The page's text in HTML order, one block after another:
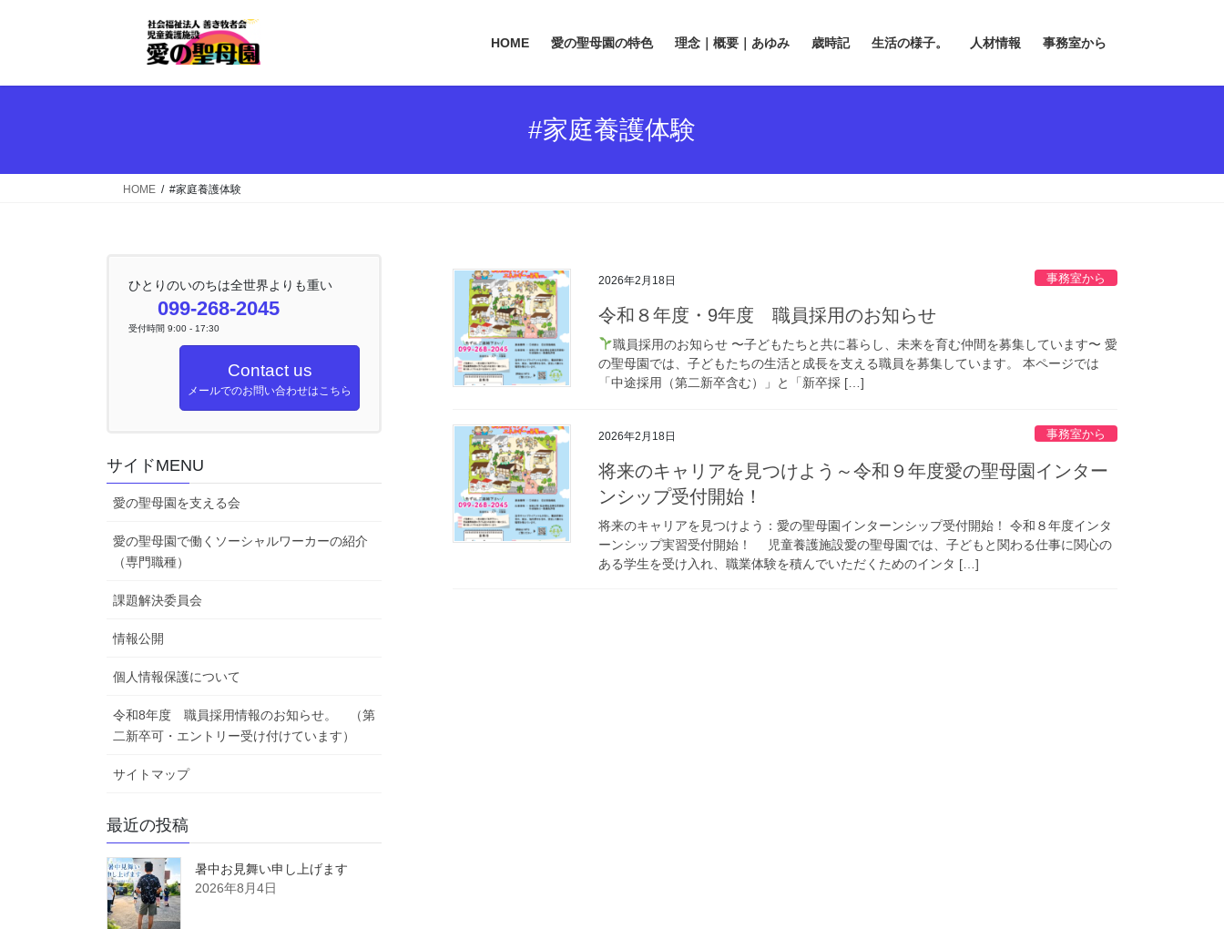
HOME 愛の聖母園の特色 理念｜概要｜あゆみ 歳時記 生活の様子。 人材情報 事務室から
#家庭養護体験
HOME #家庭養護体験
2026年2月18日 事務室から
令和８年度・9年度 職員採用のお知らせ
職員採用のお知らせ 〜子どもたちと共に暮らし、未来を育む仲間を募集しています〜 愛
の聖母園では、子どもたちの生活と成長を支える職員を募集しています。 本ページでは
「中途採用（第二新卒含む）」と「新卒採 […]
2026年2月18日 事務室から
将来のキャリアを見つけよう～令和９年度愛の聖母園インター
ンシップ受付開始！
将来のキャリアを見つけよう：愛の聖母園インターンシップ受付開始！ 令和８年度インタ
ーンシップ実習受付開始！ 児童養護施設愛の聖母園では、子どもと関わる仕事に関心の
ある学生を受け入れ、職業体験を積んでいただくためのインタ […]
ひとりのいのちは全世界よりも重い
099-268-2045
受付時間 9:00 - 17:30
Contact us
メールでのお問い合わせはこちら
サイドMENU
愛の聖母園を支える会
愛の聖母園で働くソーシャルワーカーの紹介
（専門職種）
課題解決委員会
情報公開
個人情報保護について
令和8年度 職員採用情報のお知らせ。 （第
二新卒可・エントリー受け付けています）
サイトマップ
最近の投稿
暑中お見舞い申し上げます
2026年8月4日